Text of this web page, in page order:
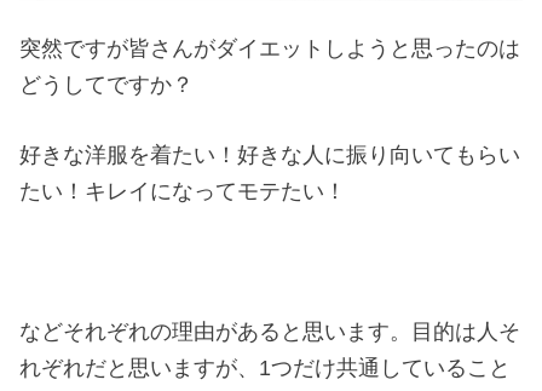
突然ですが皆さんがダイエットしようと思ったのは
どうしてですか？
好きな洋服を着たい！好きな人に振り向いてもらい
たい！キレイになってモテたい！
などそれぞれの理由があると思います。目的は人そ
れぞれだと思いますが、1つだけ共通していること